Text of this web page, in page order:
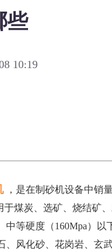
些
10:19
，是在制砂机设备中销
于煤炭、选矿、烧结矿
等硬度（160Mpa）
风化砂、花岗岩、玄武